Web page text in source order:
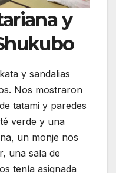
y
y sandalias
Nos mostraron
tatami y paredes
verde y una
un monje nos
una sala de
tenía asignada